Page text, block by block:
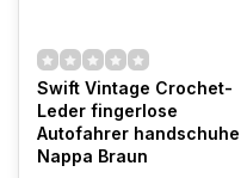
Swift Vintage Crochet-
Leder fingerlose
Autofahrer handschuhe
Nappa Braun